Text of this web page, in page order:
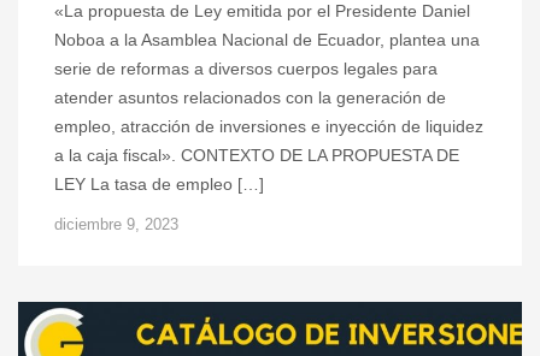
«La propuesta de Ley emitida por el Presidente Daniel
Noboa a la Asamblea Nacional de Ecuador, plantea una
serie de reformas a diversos cuerpos legales para
atender asuntos relacionados con la generación de
empleo, atracción de inversiones e inyección de liquidez
a la caja fiscal». CONTEXTO DE LA PROPUESTA DE
LEY La tasa de empleo […]
diciembre 9, 2023